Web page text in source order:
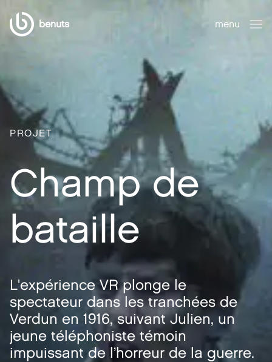
benuts
menu
PROJET
Champ de
bataille
L'expérience VR plonge le
spectateur dans les tranchées de
Verdun en 1916, suivant Julien, un
jeune téléphoniste témoin
impuissant de l’horreur de la guerre.